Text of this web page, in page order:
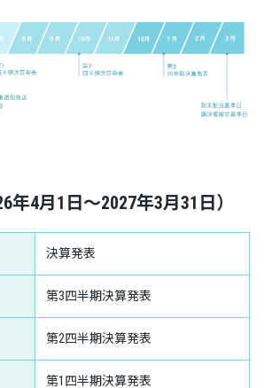
年4月1日～2027年3月31日）
決算発表
第3四半期決算発表
第2四半期決算発表
第1四半期決算発表